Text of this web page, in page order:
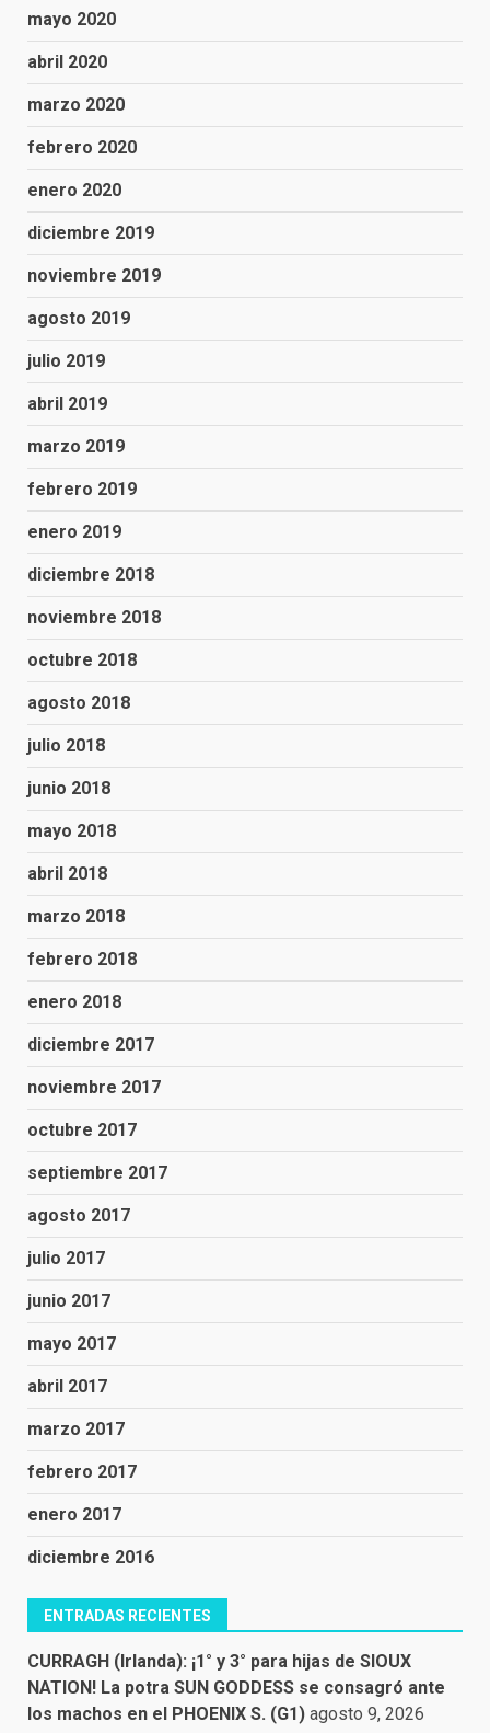
mayo 2020
abril 2020
marzo 2020
febrero 2020
enero 2020
diciembre 2019
noviembre 2019
agosto 2019
julio 2019
abril 2019
marzo 2019
febrero 2019
enero 2019
diciembre 2018
noviembre 2018
octubre 2018
agosto 2018
julio 2018
junio 2018
mayo 2018
abril 2018
marzo 2018
febrero 2018
enero 2018
diciembre 2017
noviembre 2017
octubre 2017
septiembre 2017
agosto 2017
julio 2017
junio 2017
mayo 2017
abril 2017
marzo 2017
febrero 2017
enero 2017
diciembre 2016
ENTRADAS RECIENTES
CURRAGH (Irlanda): ¡1° y 3° para hijas de SIOUX
NATION! La potra SUN GODDESS se consagró ante
los machos en el PHOENIX S. (G1) agosto 9, 2026